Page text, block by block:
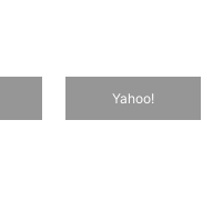
Yahoo!